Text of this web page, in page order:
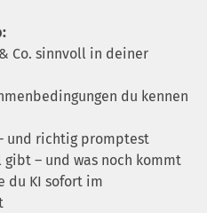
Co. sinnvoll in deiner
du kennen
und richtig promptest
gibt – und was noch kommt
du KI sofort im